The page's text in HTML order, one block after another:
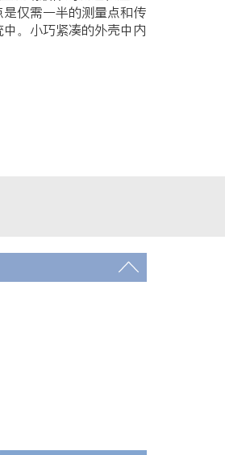
仅需一半的测量点和传
。小巧紧凑的外壳中内